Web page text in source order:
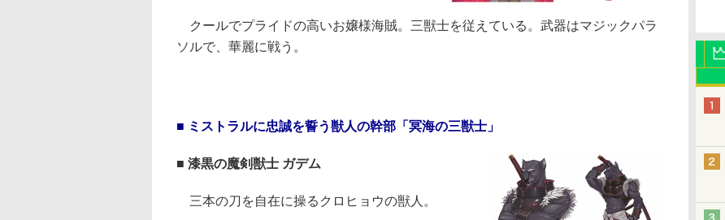
クールでプライドの高いお嬢様海賊。三獣士を従えている。武器はマジックパラ
ソルで、華麗に戦う。
■ ミストラルに忠誠を誓う獣人の幹部「冥海の三獣士」
■ 漆黒の魔剣獣士 ガデム
三本の刀を自在に操るクロヒョウの獣人。